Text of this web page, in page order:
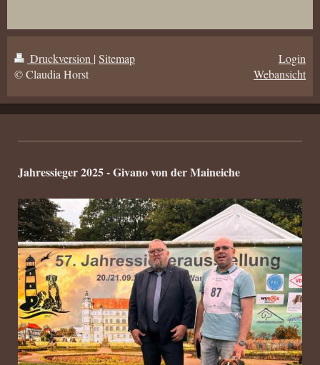
Druckversion | Sitemap
© Claudia Horst
Login
Webansicht
Jahressieger 2025 - Givano von der Maineiche